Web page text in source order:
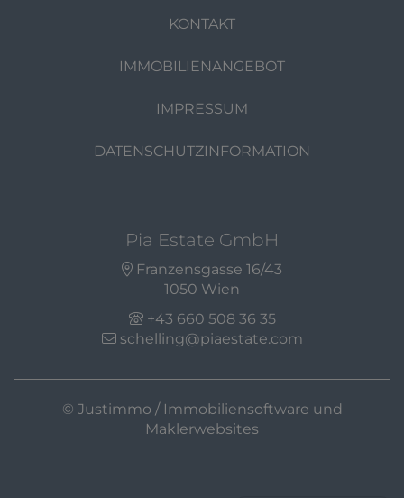
KONTAKT
IMMOBILIENANGEBOT
IMPRESSUM
DATENSCHUTZINFORMATION
Pia Estate GmbH
Franzensgasse 16/43
1050 Wien
+43 660 508 36 35
schelling@piaestate.com
© Justimmo / Immobiliensoftware und
Maklerwebsites